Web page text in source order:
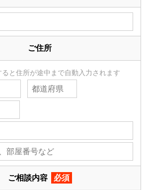
ご住所
と住所が途中まで自動入力されます
ご相談内容 必須